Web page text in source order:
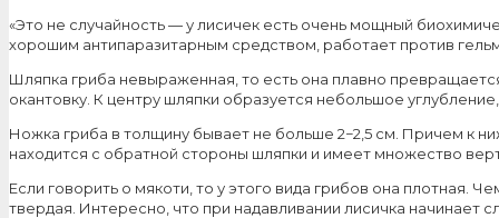
«Это не случайность — у лисичек есть очень мощный
хорошим антипаразитарным средством, работает против
Шляпка гриба невыраженная, то есть она плавно
окантовку. К центру шляпки образуется небольшое
Ножка гриба в толщину бывает не больше 2−2,5 см. Причем к
находится с обратной стороны шляпки и имеет множество
Если говорить о мякоти, то у этого вида грибов она плотная.
твердая. Интересно, что при надавливании лисичка начинает